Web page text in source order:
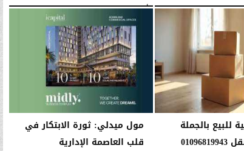
الأحد، 21 يونيو 2026 06:15 صـ
للبيع بالجملة
مول ميدلي: ثورة الابتكار في
قلب العاصمة الإدارية